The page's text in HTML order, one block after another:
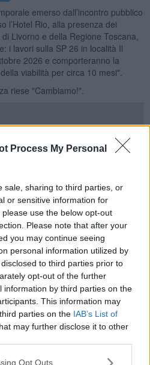
Process My Personal
sale, sharing to third parties, or
or sensitive information for
use the below opt-out
Please note that after your
you may continue seeing
personal information utilized by
to third parties prior to
opt-out of the further
information by third parties on the
This information may
parties on the IAB’s List of
may further disclose it to other
Opt Outs
emerso dall’incontro pubblico
l’Hotel Rio, alla presenza dei
Livorno e della Regione Toscana,
i lavori sulla SP 26 in località Il
2026 e comporteranno la
viabilità per circa 10 mesi".
riese "Cambiamo!".
rischia di paralizzare i versanti di
serio rischio la continuità dei
e chiede ufficialmente la
Straordinario e Aperto",
di chiarimenti protocollata il 4 Marzo
Rio, ad oggi il Sindaco e la
risposta", dichiarano i consiglieri
Pierluigi Casini e Giovanni
ancora un piano di emergenza
una piazzola per l'elisoccorso nel
fondamentale dato che i tempi di